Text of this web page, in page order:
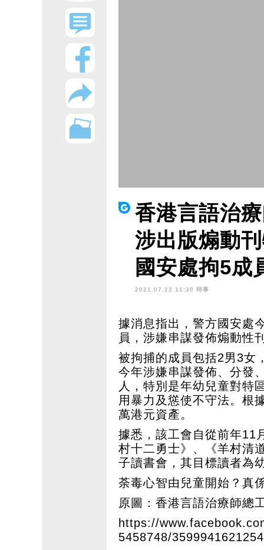
香港言語治
涉出版煽動
國安處拘5成
2021.07.22 11:30 時事
據消息指出，警方國安處
員，涉嫌串謀發佈煽動性
被拘捕的成員包括2男3女
今年涉嫌串謀發佈、分發
人，特別是年幼兒童對特
用暴力及慫使不守法。根
萬港元資產。
據悉，該工會自從前年11
村十二勇士》、《羊村清
子讀書會，其目標讀者為
荼毒心智由兒童開始？真
原圖：香港言語治療師總
https://
5458748/